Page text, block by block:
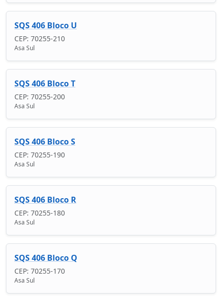
SQS 406 Bloco U
CEP: 70255-210
Asa Sul
SQS 406 Bloco T
CEP: 70255-200
Asa Sul
SQS 406 Bloco S
CEP: 70255-190
Asa Sul
SQS 406 Bloco R
CEP: 70255-180
Asa Sul
SQS 406 Bloco Q
CEP: 70255-170
Asa Sul